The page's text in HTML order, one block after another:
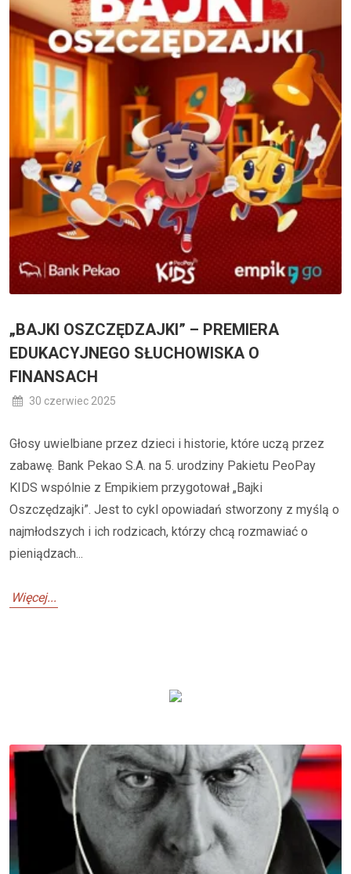
„BAJKI OSZCZĘDZAJKI” – PREMIERA
EDUKACYJNEGO SŁUCHOWISKA O
FINANSACH
30 czerwiec 2025
Głosy uwielbiane przez dzieci i historie, które uczą przez
zabawę. Bank Pekao S.A. na 5. urodziny Pakietu PeoPay
KIDS wspólnie z Empikiem przygotował „Bajki
Oszczędzajki”. Jest to cykl opowiadań stworzony z myślą o
najmłodszych i ich rodzicach, którzy chcą rozmawiać o
pieniądzach...
Więcej...